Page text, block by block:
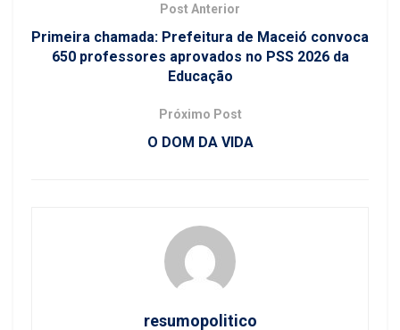
Post Anterior
Primeira chamada: Prefeitura de Maceió convoca
650 professores aprovados no PSS 2026 da
Educação
Próximo Post
O DOM DA VIDA
resumopolitico